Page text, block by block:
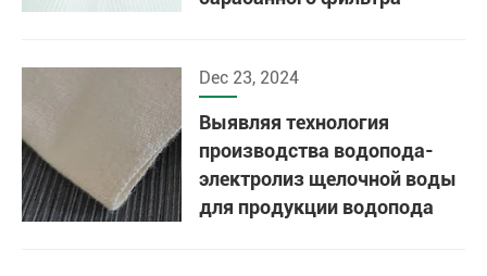
Dec 23, 2024
Выявляя технология
производства водопода-
электролиз щелочной воды
для продукции водопода